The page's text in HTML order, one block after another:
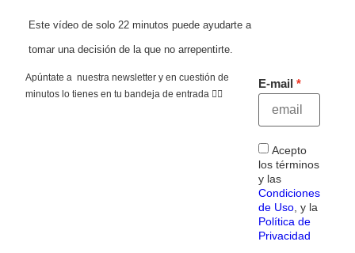
Este vídeo de solo 22 minutos puede ayudarte a
tomar una decisión de la que no arrepentirte.
Apúntate a nuestra newsletter y en cuestión de
minutos lo tienes en tu bandeja de entrada 👇🏻
E-mail
Acepto
los términos
y las
Condiciones
de Uso, y la
Política de
Privacidad